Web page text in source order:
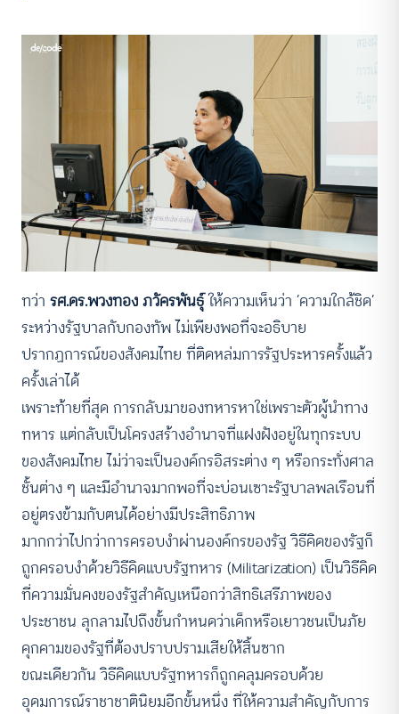
ทว่า รศ.ดร.พวงทอง ภวัครพันธุ์ให้ความเห็นว่า ‘ความใกล้ชิด’
ระหว่างรัฐบาลกับกองทัพ ไม่เพียงพอที่จะอธิบาย
ปรากฏการณ์ของสังคมไทย ที่ติดหล่มการรัฐประหารครั้งแล้ว
ครั้งเล่าได้
เพราะท้ายที่สุด การกลับมาของทหารหาใช่เพราะตัวผู้นำทาง
ทหาร แต่กลับเป็นโครงสร้างอำนาจที่แฝงฝังอยู่ในทุกระบบ
ของสังคมไทย ไม่ว่าจะเป็นองค์กรอิสระต่าง ๆ หรือกระทั่งศาล
ชั้นต่าง ๆ และมีอำนาจมากพอที่จะบ่อนเซาะรัฐบาลพลเรือนที่
อยู่ตรงข้ามกับตนได้อย่างมีประสิทธิภาพ
มากกว่าไปกว่าการครอบงำผ่านองค์กรของรัฐ วิธีคิดของรัฐก็
ถูกครอบงำด้วยวิธีคิดแบบรัฐทหาร (Militarization) เป็นวิธีคิด
ที่ความมั่นคงของรัฐสำคัญเหนือกว่าสิทธิเสรีภาพของ
ประชาชน ลุกลามไปถึงขั้นกำหนดว่าเด็กหรือเยาวชนเป็นภัย
คุกคามของรัฐที่ต้องปราบปรามเสียให้สิ้นซาก
ขณะเดียวกัน วิธีคิดแบบรัฐทหารก็ถูกคลุมครอบด้วย
อุดมการณ์ราชาชาตินิยมอีกขั้นหนึ่ง ที่ให้ความสำคัญกับการ